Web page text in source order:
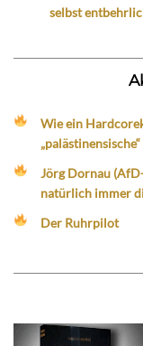
selbst
Wie ein
Jörg Dornau
natürlich immer
Der Ruhrpilot